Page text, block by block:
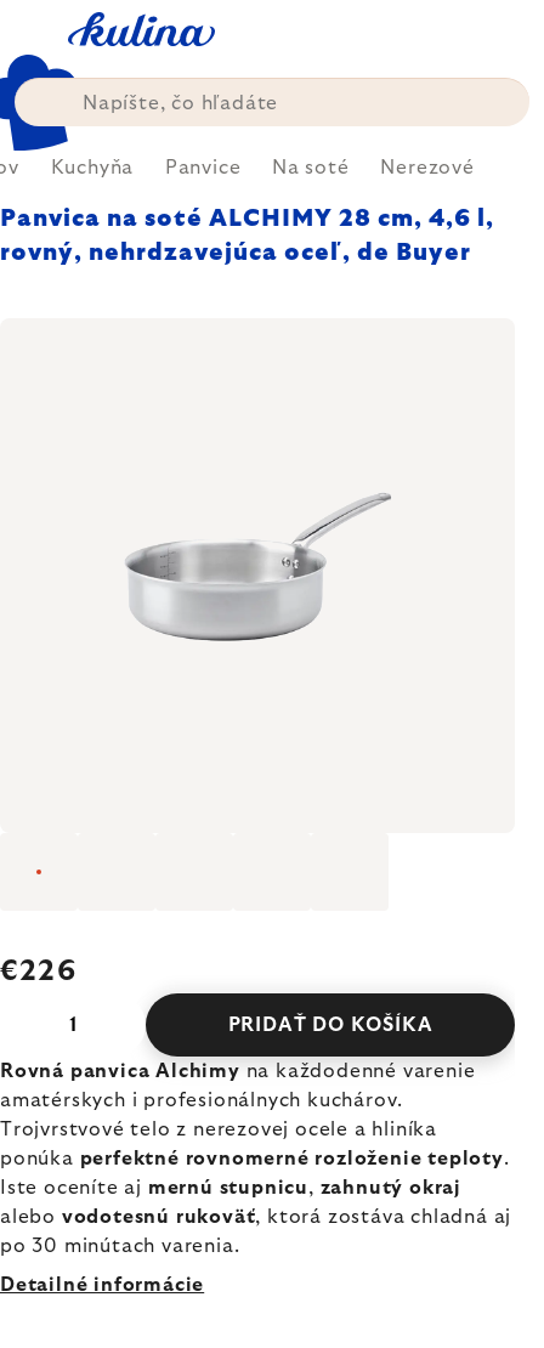
obsah
Kuchyňa Panvice Na soté Nerezové
Panvica na soté ALCHIMY 28 cm, 4,6 l,
rovný, nehrdzavejúca oceľ, de Buyer
€226
PRIDAŤ DO KOŠÍKA
Rovná panvica Alchimy na každodenné varenie
amatérskych i profesionálnych kuchárov.
Trojvrstvové telo z nerezovej ocele a hliníka
ponúka perfektné rovnomerné rozloženie teploty.
Iste oceníte aj mernú stupnicu, zahnutý okraj
alebo vodotesnú rukoväť, ktorá zostáva chladná aj
po 30 minútach varenia.
Detailné informácie